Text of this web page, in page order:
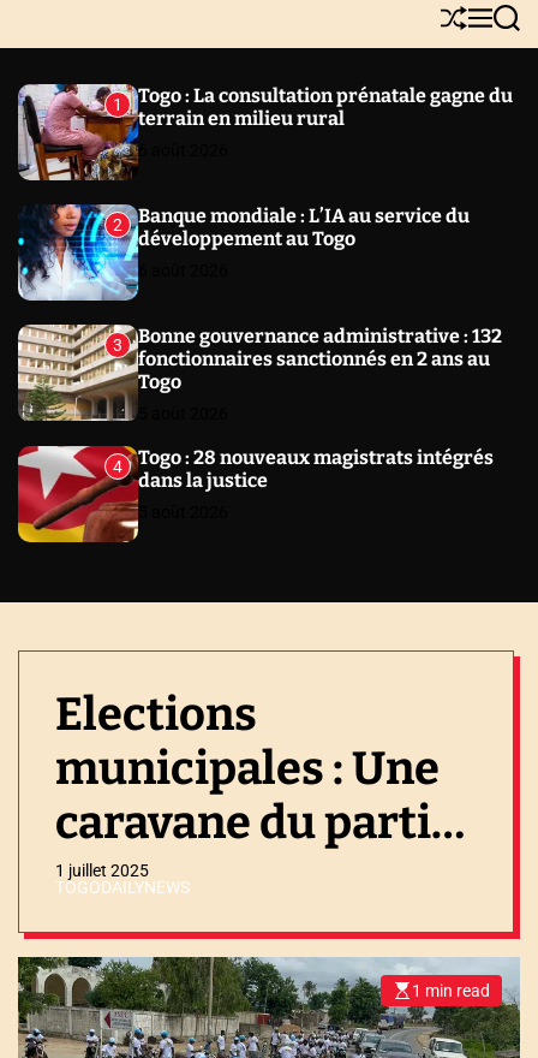
W
S
S
h
l
M
e
S
e
r
c
1
Togo : La consultation prénatale gagne du
terrain en milieu rural
2
Banque mondiale : L’IA au service du
développement au Togo
3
Bonne gouvernance administrative : 132
fonctionnaires sanctionnés en 2 ans au
Togo
4
Togo : 28 nouveaux magistrats intégrés
dans la justice
Elections
municipales : Une
caravane du parti
UNIR a sillonné les
artères d’Adjengré
et d’Aouda
1 juillet 2025
TOGODAILYNEWS
E
s
t
i
1 min read